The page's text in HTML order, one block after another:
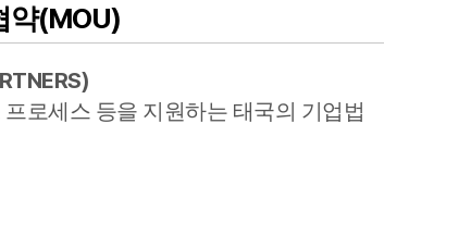
구성원 소개
공정거래법전문변호사
약(MOU)
)
로세스 등을 지원하는 태국의 기업법